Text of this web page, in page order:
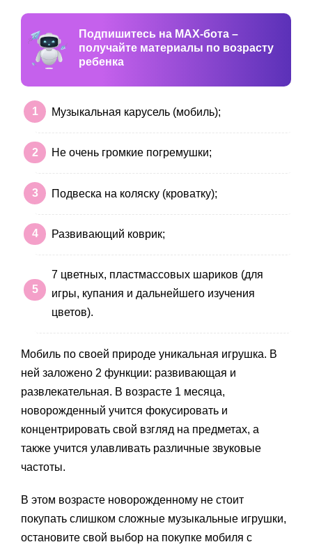
Подпишитесь на MAX-бота –
получайте материалы по возрасту
ребенка
Музыкальная карусель (мобиль);
Не очень громкие погремушки;
Подвеска на коляску (кроватку);
Развивающий коврик;
7 цветных, пластмассовых шариков (для
игры, купания и дальнейшего изучения
цветов).
Мобиль по своей природе уникальная игрушка. В
ней заложено 2 функции: развивающая и
развлекательная. В возрасте 1 месяца,
новорожденный учится фокусировать и
концентрировать свой взгляд на предметах, а
также учится улавливать различные звуковые
частоты.
В этом возрасте новорожденному не стоит
покупать слишком сложные музыкальные игрушки,
остановите свой выбор на покупке мобиля с